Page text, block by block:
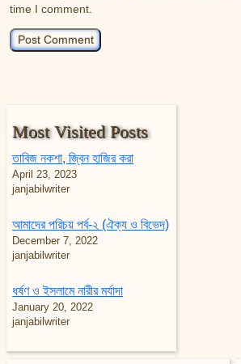
time I comment.
Most Visited Posts
তাবিজ নকশা, জ্বিন হাজির করা
April 23, 2023
janjabilwriter
আমাদের পরিচয় পর্ব-২ (ঐক্য ও বিভেদ)
December 7, 2022
janjabilwriter
ধর্ষণ ও ইসলামে নারীর মর্যাদা
January 20, 2022
janjabilwriter